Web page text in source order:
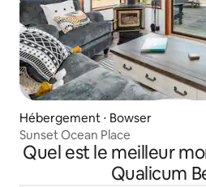
Hébergement ⋅ Bowser
Sunset Ocean Place
Quel est le meilleur
Qualicum